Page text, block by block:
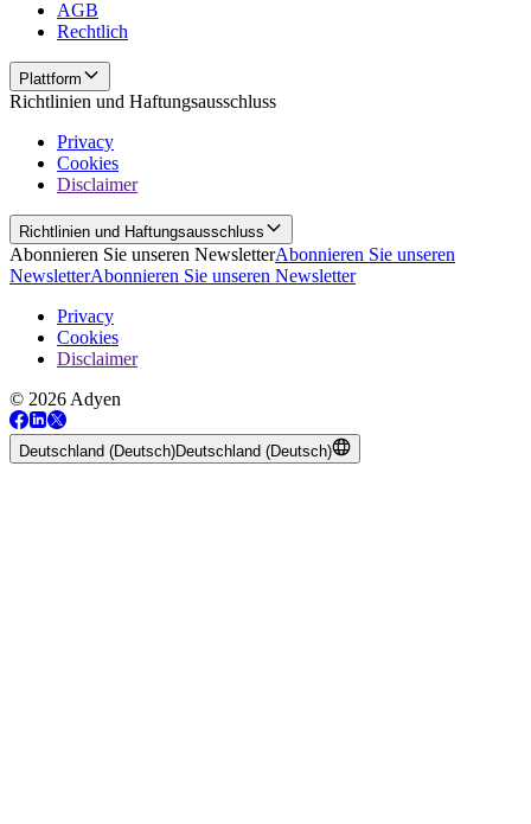
AGB
Rechtlich
Plattform
Richtlinien und Haftungsausschluss
Privacy
Cookies
Disclaimer
Richtlinien und Haftungsausschluss
Abonnieren Sie unseren NewsletterAbonnieren Sie unseren
NewsletterAbonnieren Sie unseren Newsletter
Privacy
Cookies
Disclaimer
© 2026 Adyen
Deutschland (Deutsch)Deutschland (Deutsch)